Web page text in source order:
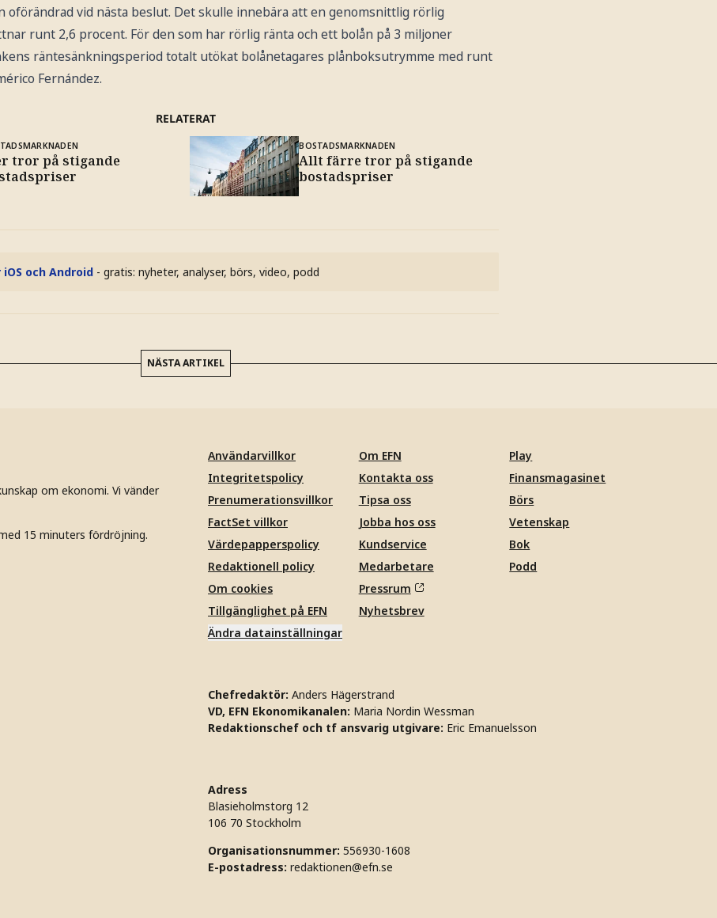
oförändrad vid nästa beslut. Det skulle innebära att en genomsnittlig rörlig
runt 2,6 procent. För den som har rörlig ränta och ett bolån på 3 miljoner
räntesänkningsperiod totalt utökat bolånetagares plånboksutrymme med runt
Fernández.
RELATERAT
tror på stigande
BOSTADSMARKNADEN
Allt färre tror på stigande
bostadspriser
och Android - gratis: nyheter, analyser, börs, video, podd
NÄSTA ARTIKEL
om ekonomi. Vi vänder
15 minuters fördröjning.
Användarvillkor
Integritetspolicy
Prenumerationsvillkor
FactSet villkor
Värdepapperspolicy
Redaktionell policy
Om cookies
Tillgänglighet på EFN
Ändra datainställningar
Om EFN
Kontakta oss
Tipsa oss
Jobba hos oss
Kundservice
Medarbetare
Pressrum
Nyhetsbrev
Play
Finansmagasinet
Börs
Vetenskap
Bok
Podd
Chefredaktör: Anders Hägerstrand
VD, EFN Ekonomikanalen: Maria Nordin Wessman
Redaktionschef och tf ansvarig utgivare: Eric Emanuelsson
Adress
Blasieholmstorg 12
106 70 Stockholm
Organisationsnummer: 556930-1608
E-postadress: redaktionen@efn.se